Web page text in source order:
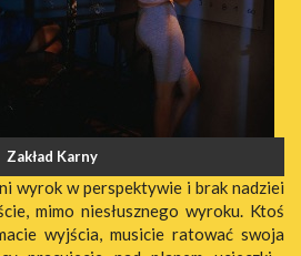
Zakład Karny
wyrok w perspektywie i brak nadziei
mimo niesłusznego wyroku. Ktoś
wyjścia, musicie ratować swoja